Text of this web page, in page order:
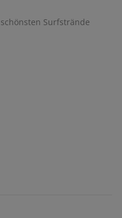
Surfstrände